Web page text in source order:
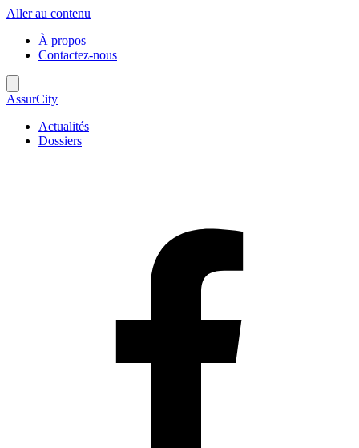
Aller au contenu
À propos
Contactez-nous
AssurCity
Actualités
Dossiers